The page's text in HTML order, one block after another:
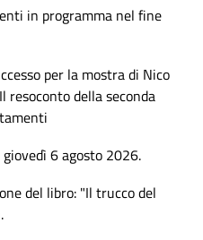
in programma nel fine
per la mostra di Nico
resoconto della seconda
6 agosto 2026.
del libro: "Il trucco del